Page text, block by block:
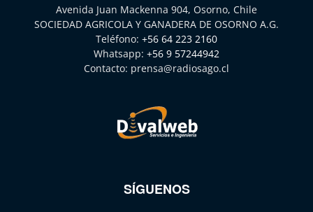
Avenida Juan Mackenna 904, Osorno, Chile
SOCIEDAD AGRICOLA Y GANADERA DE OSORNO A.G.
Teléfono: +56 64 223 2160
Whatsapp: +56 9 57244942
Contacto: prensa@radiosago.cl
SÍGUENOS